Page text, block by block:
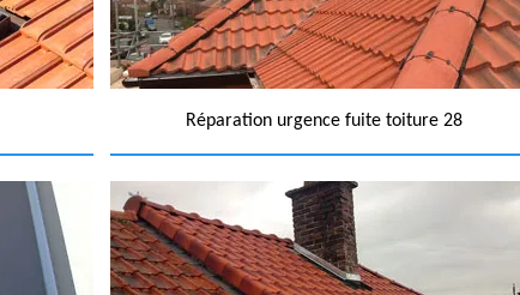
Réparation urgence fuite toiture 28